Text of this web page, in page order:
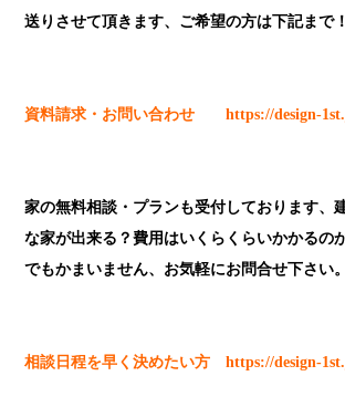
送りさせて頂きます、ご希望の方は下記まで！
資料請求・お問い合わせhttps://design-
家の無料相談・プランも受付しております、
な家が出来る？費用はいくらくらいかかるの
でもかまいません、お気軽にお問合せ下さい。
相談日程を早く決めたい方https://design-